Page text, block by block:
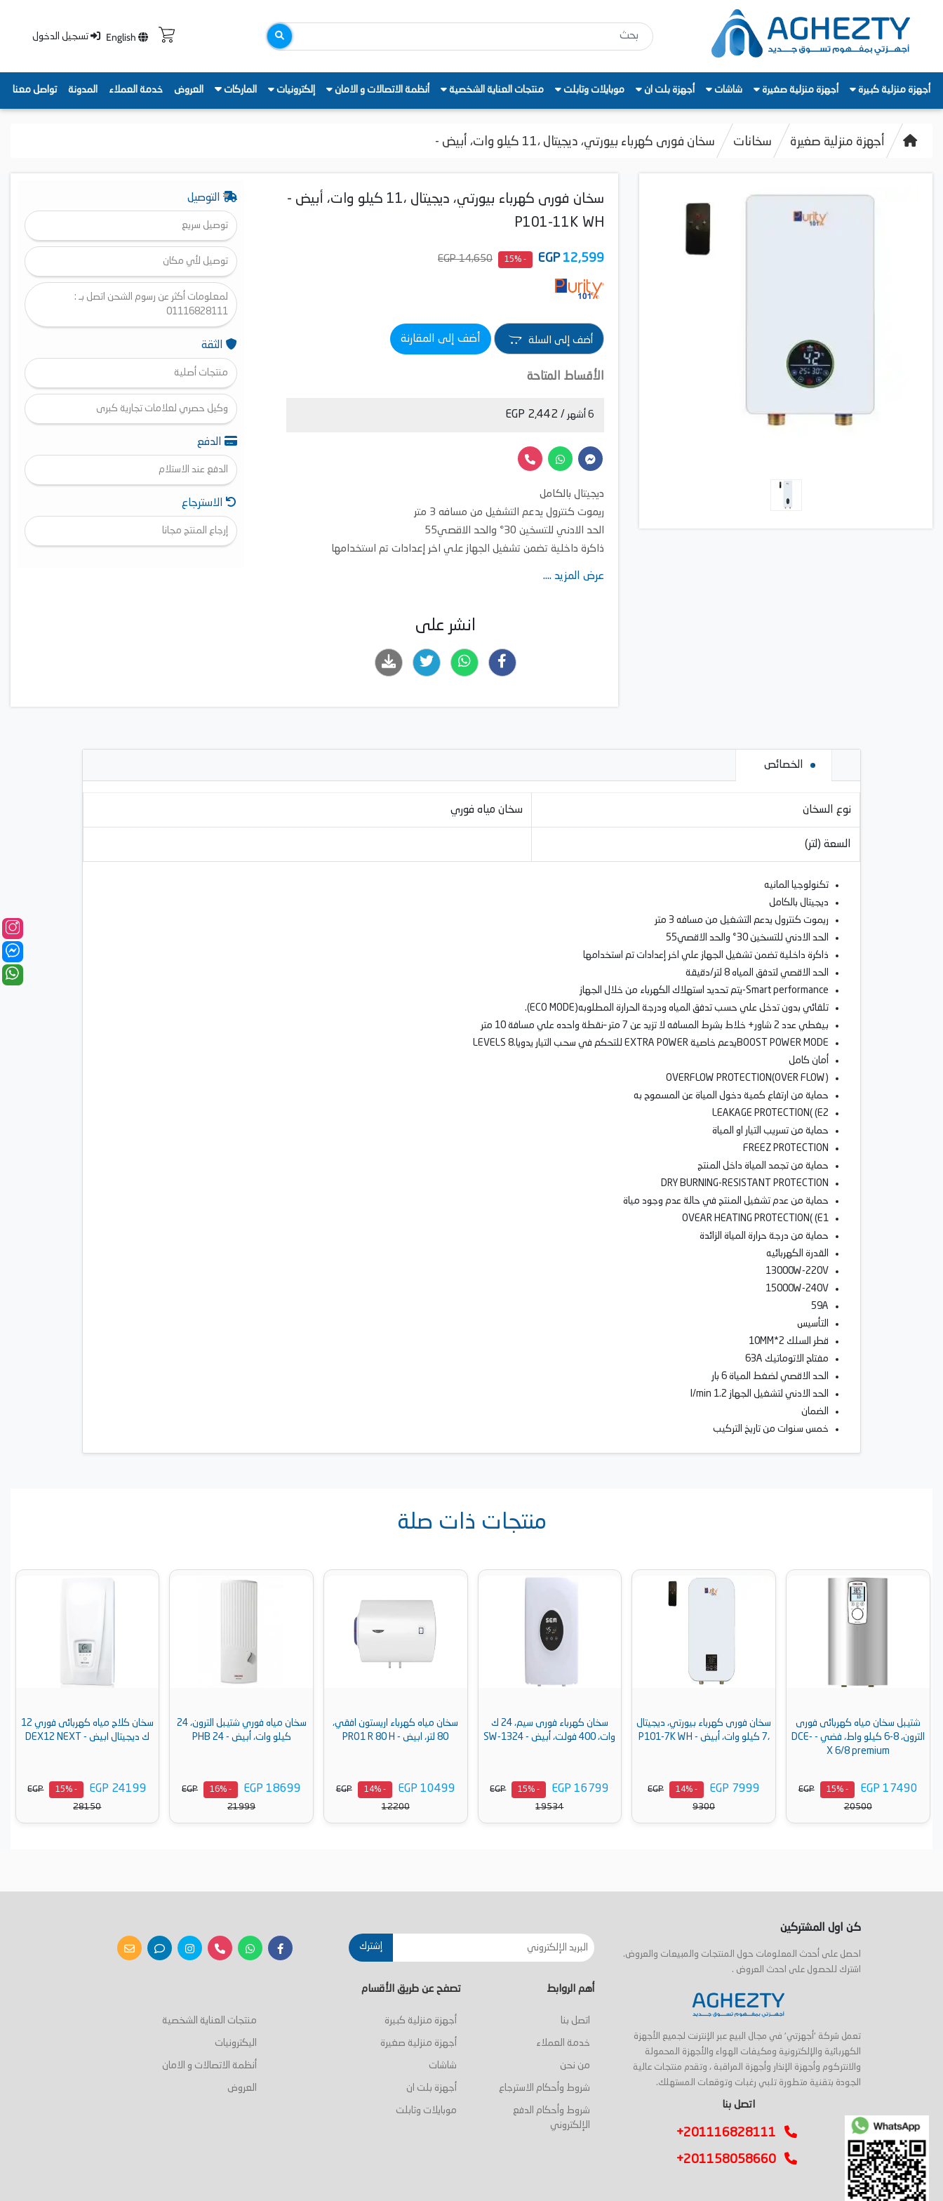
English تسجيل الدخول
أجهزة منزلية كبيرة أجهزة منزلية صغيرة شاشات أجهزة بلت ان موبايلات وتابلت منتجات العناية الشخصية أنظمة الاتصالات و الامان إلكترونيات الماركات العروض خدمة العملاء المدونة تواصل معنا
أجهزة منزلية صغيرة سخانات سخان فورى كهرباء بيورتي، ديجيتال ،11 كيلو وات، أبيض -
سخان فورى كهرباء بيورتي، ديجيتال ،11 كيلو وات، أبيض -
P101-11K WH
12,599
EGP
- 15%
14,650 EGP
أضف إلى السلة أضف إلى المقارنة
الأقساط المتاحة
6 أشهر / 2,442 EGP
ديجيتال بالكامل
ريموت كنترول يدعم التشغيل من مسافه 3 متر
الحد الادني للتسخين 30° والحد الاقصي55
ذاكرة داخلية تضمن تشغيل الجهاز علي اخر إعدادات تم استخدامها
عرض المزيد ....
انشر على
التوصيل
توصيل سريع
توصيل لأي مكان
لمعلومات أكثر عن رسوم الشحن اتصل بـ :
01116828111
الثقة
منتجات أصلية
وكيل حصري لعلامات تجارية كبرى
الدفع
الدفع عند الاستلام
الاسترجاع
إرجاع المنتج مجانا
الخصائص
نوع السخان سخان مياه فوري
السعة (لتر)
تكنولوجيا المانيه
ديجيتال بالكامل
ريموت كنترول يدعم التشغيل من مسافه 3 متر
الحد الادني للتسخين 30° والحد الاقصي55
ذاكرة داخلية تضمن تشغيل الجهاز علي اخر إعدادات تم استخدامها
الحد الاقصي لتدفق المياه 8 لتر/دقيقة
Smart performance-يتم تحديد استهلاك الكهرباء من خلال الجهاز
تلقائي بدون تدخل علي حسب تدفق المياه ودرجة الحرارة المطلوبه(ECO MODE).
بيغطي عدد 2 شاور+ خلاط بشرط المسافه لا تزيد عن 7 متر –نقطة واحده علي مسافة 10 متر
BOOST POWER MODEيدعم خاصية EXTRA POWER للتحكم في سحب التيار يدويا.8 LEVELS
أمان كامل
OVERFLOW PROTECTION(OVER FLOW)
حماية من ارتفاع كمية دخول المياة عن المسموح به
LEAKAGE PROTECTION( (E2
حماية من تسريب التيار او المياة
FREEZ PROTECTION
حماية من تجمد المياة داخل المنتج
DRY BURNING-RESISTANT PROTECTION
حماية من عدم تشغيل المنتج في حالة عدم وجود مياة
OVEAR HEATING PROTECTION( (E1
حماية من درجة حرارة المياة الزائدة
القدرة الكهربائيه
13000W-220V
15000W-240V
59A
التأسيس
قطر السلك 2*10MM
مفتاح الاتوماتيك 63A
الحد الاقصي لضغط المياة 6 بار
الحد الادني لتشغيل الجهاز 1.2 l/min
الضمان
خمس سنوات من تاريخ التركيب
منتجات ذات صلة
شتيبل سخان مياه كهربائى فورى
الترون، 8-6 كيلو واط، فضي - DCE-
X 6/8 premium
EGP 17490
- 15%
EGP
20500
سخان فورى كهرباء بيورتي، ديجيتال
،7 كيلو وات، أبيض - P101-7K WH
EGP 7999
- 14%
EGP
9300
سخان كهرباء فورى سيم، 24 ك
وات، 400 فولت، أبيض - SW-1324
EGP 16799
- 15%
EGP
19534
سخان مياه كهرباء اريستون افقي،
80 لتر، ابيض - PRO1 R 80 H
EGP 10499
- 14%
EGP
12200
سخان مياه فوري شتيبل الترون، 24
كيلو وات، أبيض - PHB 24
EGP 18699
- 16%
EGP
21999
سخان كلاج مياه كهربائى فوري 12
ك ديجيتال ابيض - DEX12 NEXT
EGP 24199
- 15%
EGP
28150
كن اول المشتركين
احصل على أحدث المعلومات حول المنتجات والمبيعات والعروض.
اشترك للحصول على احدث العروض .
إشترك
تعمل شركة 'أجهزتي' في مجال البيع عبر الإنترنت لجميع الأجهزة
الكهربائية والإلكترونية ومكيفات الهواء والأجهزة المحمولة
والانتركوم وأجهزة الإنذار وأجهزة المراقبة ، وتقدم منتجات عالية
الجودة بتقنية متطورة تلبي رغبات وتوقعات المستهلك.
اتصل بنا
+201116828111
+201158058660
أهم الروابط
اتصل بنا
خدمة العملاء
من نحن
شروط وأحكام الاسترجاع
شروط وأحكام الدفع
الإلكتروني
تصفح عن طريق الأقسام
أجهزة منزلية كبيرة
أجهزة منزلية صغيرة
شاشات
أجهزة بلت ان
موبايلات وتابلت
منتجات العناية الشخصية
اليكترونيات
أنظمة الاتصالات و الامان
العروض